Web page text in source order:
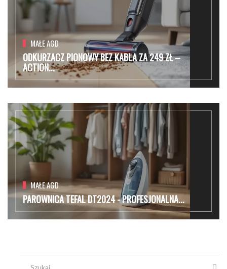
MAŁE AGD
ODKURZACZ PIONOWY BEZ KABLA ZA 249 ZŁ –
ACTION...
MAŁE AGD
PAROWNICA TEFAL DT2024 - PROFESJONALNA...